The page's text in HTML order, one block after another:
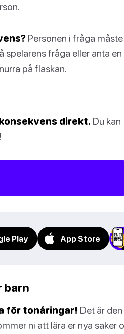
Personen i fråga måste
spelarens fråga eller anta en
på flaskan.
direkt. Du kan
Play App Store
barn
för tonåringar! Det är den
ni att lära er nya saker